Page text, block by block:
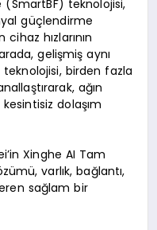
(SmartBF) teknolojisi,
güçlendirme
hızlarının
gelişmiş aynı
teknolojisi, birden fazla
ağın
dolaşım
Xinghe AI Tam
varlık, bağlantı,
sağlam bir